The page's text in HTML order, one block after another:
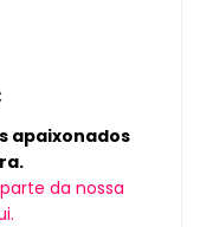
apaixonados
da nossa